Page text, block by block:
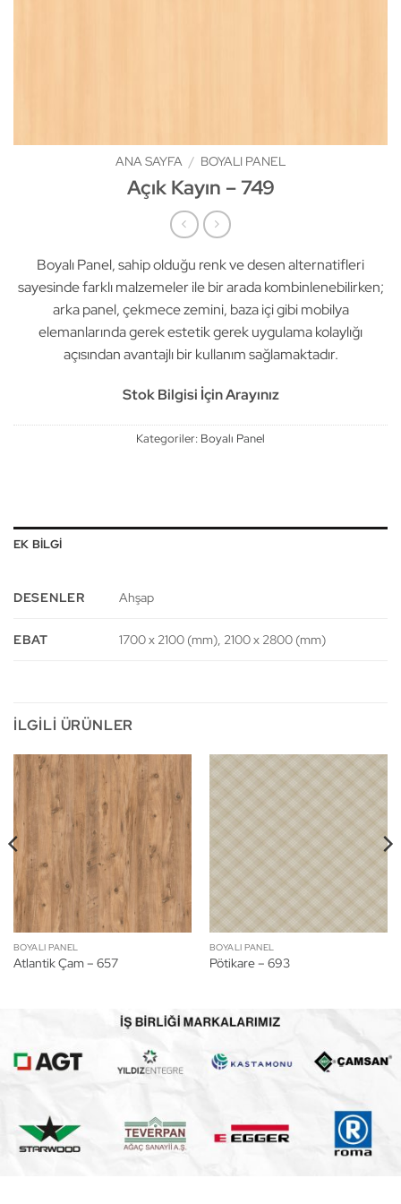
ANA SAYFA / BOYALI PANEL
Açık Kayın – 749
Boyalı Panel, sahip olduğu renk ve desen alternatifleri
sayesinde farklı malzemeler ile bir arada kombinlenebilirken;
arka panel, çekmece zemini, baza içi gibi mobilya
elemanlarında gerek estetik gerek uygulama kolaylığı
açısından avantajlı bir kullanım sağlamaktadır.
Stok Bilgisi İçin Arayınız
Kategoriler: Boyalı Panel
EK BILGI
DESENLER Ahşap
EBAT 1700 x 2100 (mm), 2100 x 2800 (mm)
İLGILI ÜRÜNLER
BOYALI PANEL
Atlantik Çam – 657
BOYALI PANEL
Pötikare – 693